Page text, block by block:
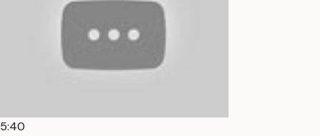
5:40